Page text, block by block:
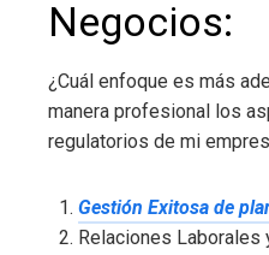
Negocios:
¿Cuál enfoque es más
manera profesional los
regulatorios de mi
Gestión Exitosa de
Relaciones Laborales